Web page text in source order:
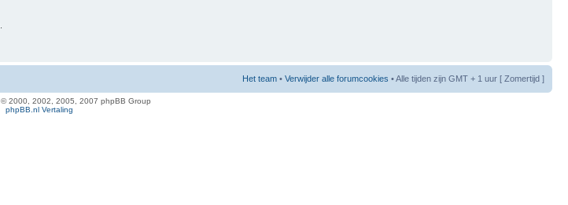
Het team • Verwijder alle forumcookies • Alle tijden zijn GMT + 1 uur [ Zomertijd ]
© 2000, 2002, 2005, 2007 phpBB Group
phpBB.nl Vertaling